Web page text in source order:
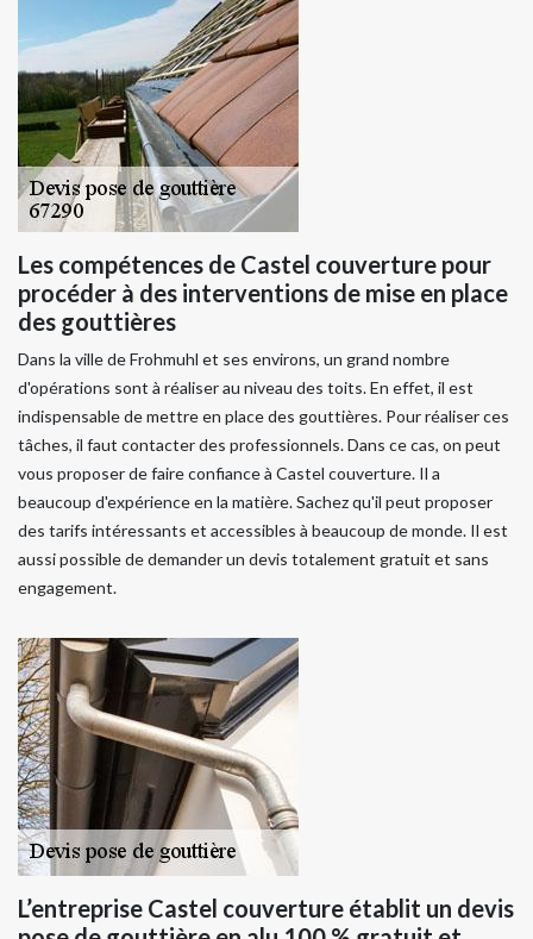
Les compétences de Castel couverture pour
procéder à des interventions de mise en place
des gouttières
Dans la ville de Frohmuhl et ses environs, un grand nombre
d'opérations sont à réaliser au niveau des toits. En effet, il est
indispensable de mettre en place des gouttières. Pour réaliser ces
tâches, il faut contacter des professionnels. Dans ce cas, on peut
vous proposer de faire confiance à Castel couverture. Il a
beaucoup d'expérience en la matière. Sachez qu'il peut proposer
des tarifs intéressants et accessibles à beaucoup de monde. Il est
aussi possible de demander un devis totalement gratuit et sans
engagement.
L’entreprise Castel couverture établit un devis